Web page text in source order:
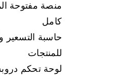
منصة مفتوحة
كامل
حاسبة التسعير
للمنتجات
لوحة تحكم